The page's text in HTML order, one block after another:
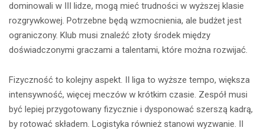
dominowali w III lidze, mogą mieć trudności w wyższej klasie
rozgrywkowej. Potrzebne będą wzmocnienia, ale budżet jest
ograniczony. Klub musi znaleźć złoty środek między
doświadczonymi graczami a talentami, które można rozwijać.
Fizyczność to kolejny aspekt. II liga to wyższe tempo, większa
intensywność, więcej meczów w krótkim czasie. Zespół musi
być lepiej przygotowany fizycznie i dysponować szerszą kadrą,
by rotować składem. Logistyka również stanowi wyzwanie. II